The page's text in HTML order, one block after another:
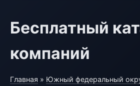
Бесплатный
компаний
Главная » Южный федеральный